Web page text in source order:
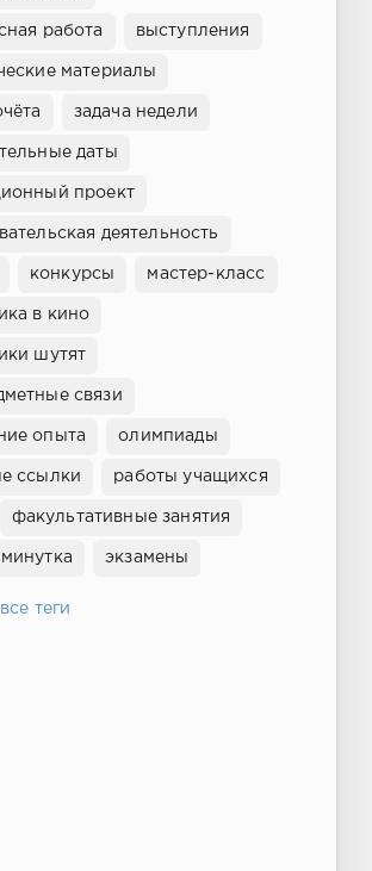
работа выступления
материалы
задача недели
даты
проект
деятельность
конкурсы мастер-класс
в кино
шутят
связи
опыта олимпиады
ссылки работы учащихся
факультативные занятия
экзамены
теги